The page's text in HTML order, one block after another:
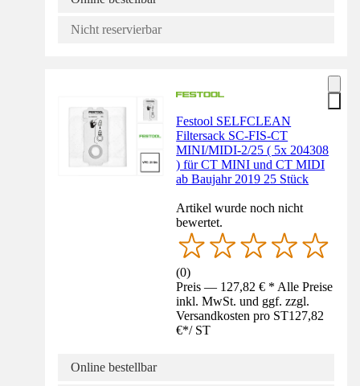
Nicht reservierbar
Festool SELFCLEAN
Filtersack SC-FIS-CT
MINI/MIDI-2/25 ( 5x 204308
) für CT MINI und CT MIDI
ab Baujahr 2019 25 Stück
Artikel wurde noch nicht
bewertet.
(0)
Preis — 127,82 € * Alle Preise
inkl. MwSt. und ggf. zzgl.
Versandkosten pro ST127,82
€*/ ST
Online bestellbar